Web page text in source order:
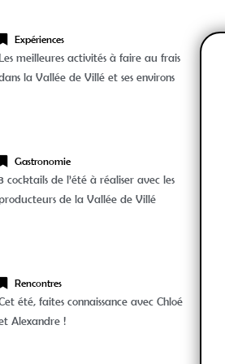
Expériences
meilleures activités à faire au frais
la Vallée de Villé et ses environs
Gastronomie
cocktails de l’été à réaliser avec les
de la Vallée de Villé
Rencontres
été, faites connaissance avec Chloé
Alexandre !